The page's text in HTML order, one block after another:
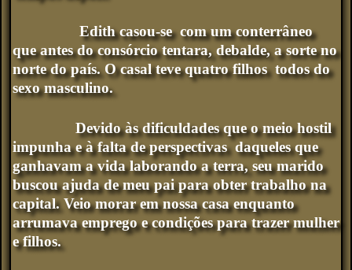
Edith casou-se com um conterrâneo
que antes do consórcio tentara, debalde, a sorte no
norte do país. O casal teve quatro filhos todos do
sexo masculino.
Devido às dificuldades que o meio hostil
impunha e à falta de perspectivas daqueles que
ganhavam a vida laborando a terra, seu marido
buscou ajuda de meu pai para obter trabalho na
capital. Veio morar em nossa casa enquanto
arrumava emprego e condições para trazer mulher
e filhos.